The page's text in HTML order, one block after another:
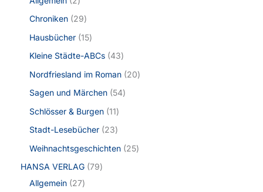
Chroniken 29
Hausbücher 15
Kleine Städte-ABCs 43
Nordfriesland im Roman 20
Sagen und Märchen 54
Schlösser & Burgen 11
Stadt-Lesebücher 23
Weihnachtsgeschichten 25
HANSA VERLAG 79
Allgemein 27